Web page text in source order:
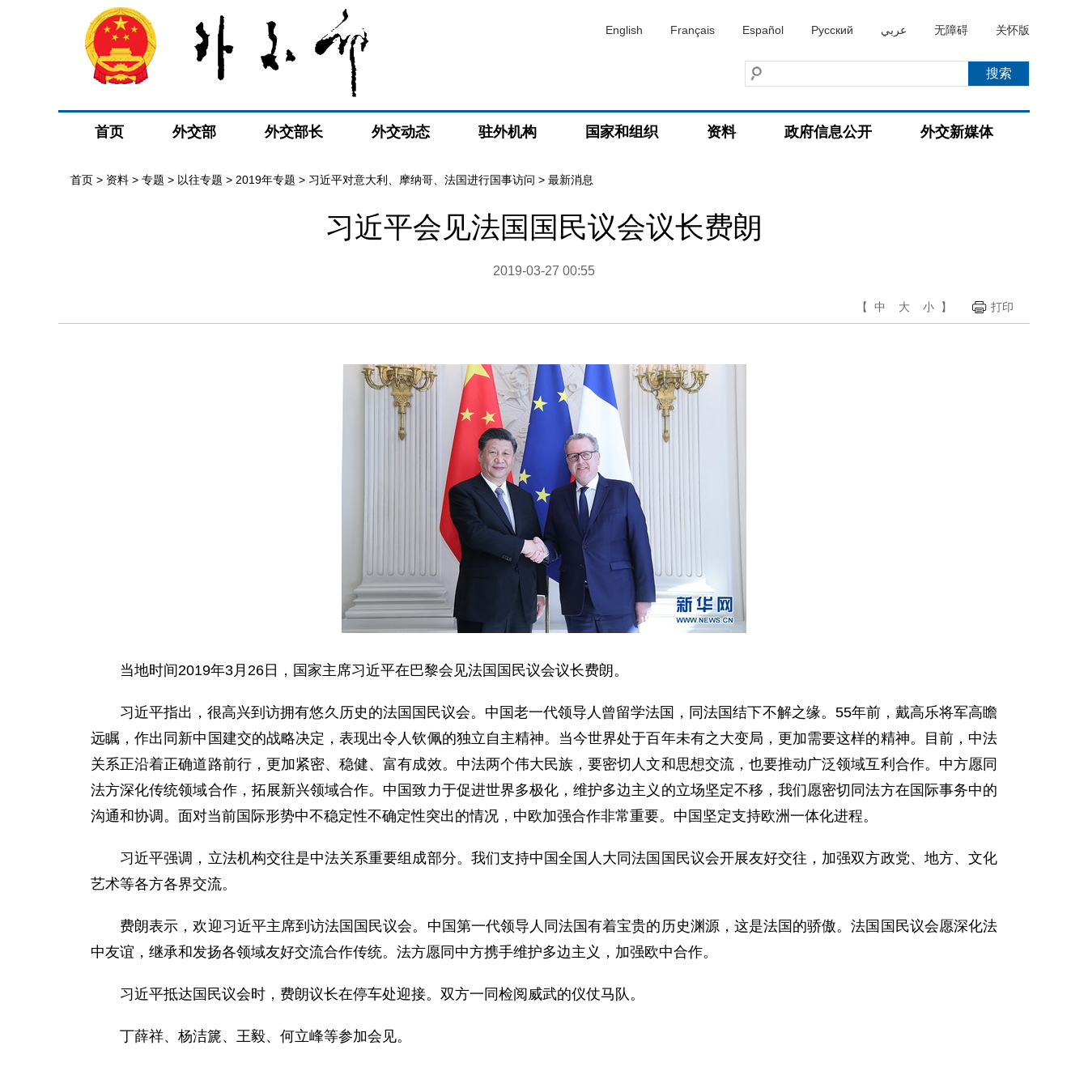
English Français Español Русский عربي 无障碍 关怀版
首页 外交部 外交部长 外交动态 驻外机构 国家和组织 资料 政府信息公开 外交新媒体
首页 > 资料 > 专题 > 以往专题 > 2019年专题 > 习近平对意大利、摩纳哥、法国进行国事访问 > 最新消息
习近平会见法国国民议会议长费朗
2019-03-27 00:55
【 中 大 小 】 打印
当地时间2019年3月26日，国家主席习近平在巴黎会见法国国民议会议长费朗。
习近平指出，很高兴到访拥有悠久历史的法国国民议会。中国老一代领导人曾留学法国，同法国结下不解之缘。55年前，戴高乐将军高瞻
远瞩，作出同新中国建交的战略决定，表现出令人钦佩的独立自主精神。当今世界处于百年未有之大变局，更加需要这样的精神。目前，中法
关系正沿着正确道路前行，更加紧密、稳健、富有成效。中法两个伟大民族，要密切人文和思想交流，也要推动广泛领域互利合作。中方愿同
法方深化传统领域合作，拓展新兴领域合作。中国致力于促进世界多极化，维护多边主义的立场坚定不移，我们愿密切同法方在国际事务中的
沟通和协调。面对当前国际形势中不稳定性不确定性突出的情况，中欧加强合作非常重要。中国坚定支持欧洲一体化进程。
习近平强调，立法机构交往是中法关系重要组成部分。我们支持中国全国人大同法国国民议会开展友好交往，加强双方政党、地方、文化
艺术等各方各界交流。
费朗表示，欢迎习近平主席到访法国国民议会。中国第一代领导人同法国有着宝贵的历史渊源，这是法国的骄傲。法国国民议会愿深化法
中友谊，继承和发扬各领域友好交流合作传统。法方愿同中方携手维护多边主义，加强欧中合作。
习近平抵达国民议会时，费朗议长在停车处迎接。双方一同检阅威武的仪仗马队。
丁薛祥、杨洁篪、王毅、何立峰等参加会见。